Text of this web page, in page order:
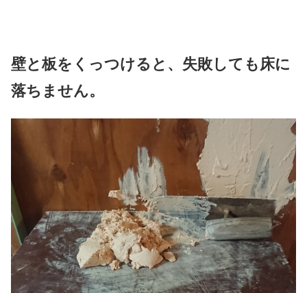
壁と板をくっつけると、 失敗しても床に
落ちません。